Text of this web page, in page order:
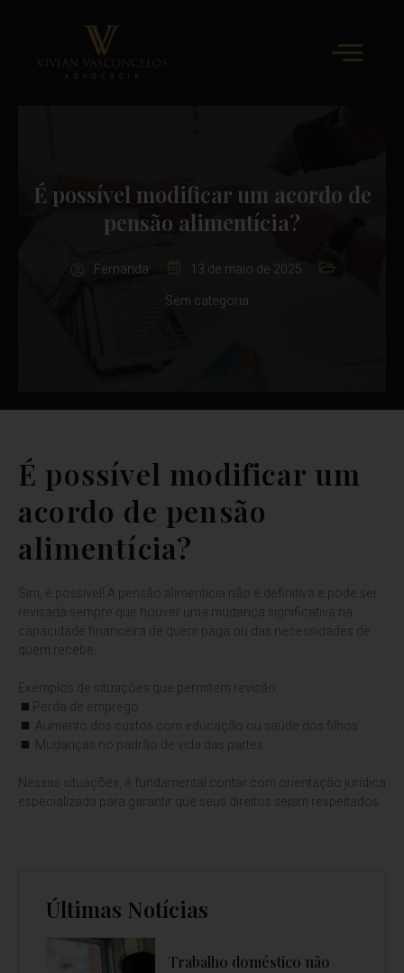
É possível modificar um acordo de
pensão alimentícia?
Fernanda
13 de maio de 2025
Sem categoria
É possível modificar um
acordo de pensão
alimentícia?
Sim, é possível! A pensão alimentícia não é definitiva e pode ser
revisada sempre que houver uma mudança significativa na
capacidade financeira de quem paga ou das necessidades de
quem recebe.
Exemplos de situações que permitem revisão:
Perda de emprego
Aumento dos custos com educação ou saúde dos filhos
Mudanças no padrão de vida das partes
Nessas situações, é fundamental contar com orientação jurídica
especializada para garantir que seus direitos sejam respeitados.
Últimas Notícias
Trabalho doméstico não